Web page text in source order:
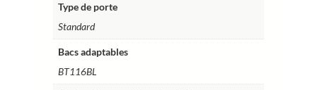
Type de porte
Standard
Bacs adaptables
BT116BL